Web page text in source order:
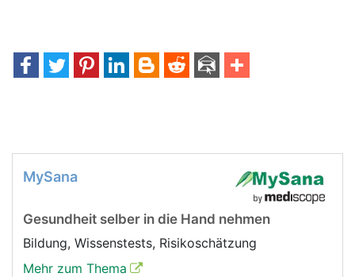
MySana
Gesundheit selber in die Hand nehmen
Bildung, Wissenstests, Risikoschätzung
Mehr zum Thema